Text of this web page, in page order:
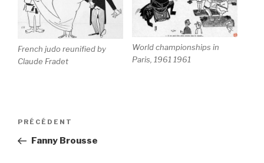
French judo reunified by
Claude Fradet
World championships in
Paris, 1961 1961
Navigation
l’article
Article
précédent
PRÉCÉDENT
Fanny Brousse